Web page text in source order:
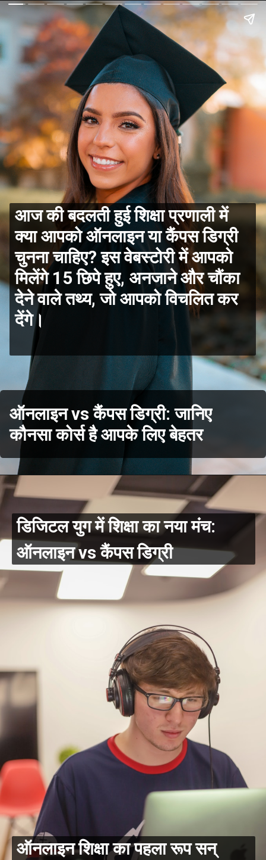
ऑनलाइन vs कैंपस डिग्री: जानिए
कौनसा कोर्स है आपके लिए बेहतर
आज की बदलती हुई शिक्षा प्रणाली में
क्या आपको ऑनलाइन या कैंपस डिग्री
चुनना चाहिए? इस वेबस्टोरी में आपको
मिलेंगे 15 छिपे हुए, अनजाने और चौंका
देने वाले तथ्य, जो आपको विचलित कर
देंगे।
ऑनलाइन शिक्षा का पहला रूप सन्
डिजिटल युग में शिक्षा का नया मंच:
ऑनलाइन vs कैंपस डिग्री